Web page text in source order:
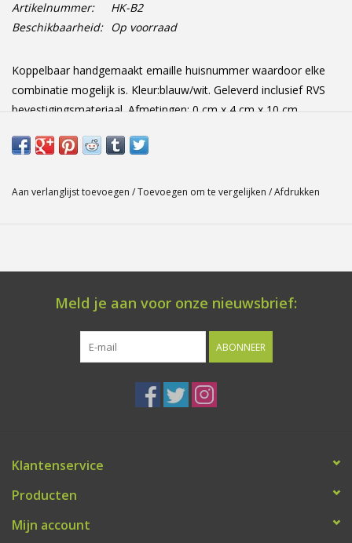
Artikelnummer:
HK-B2
Beschikbaarheid: Op voorraad
Koppelbaar handgemaakt emaille huisnummer waardoor elke
combinatie mogelijk is. Kleur:blauw/wit. Geleverd inclusief RVS
bevestigingsmateriaal. Afmetingen: 0 cm x 4 cm x 10 cm
Aan verlanglijst toevoegen /Toevoegen om te vergelijken /Afdrukken
Meld je aan voor onze nieuwsbrief:
ABONNEER
Klantenservice
Producten
Mijn account